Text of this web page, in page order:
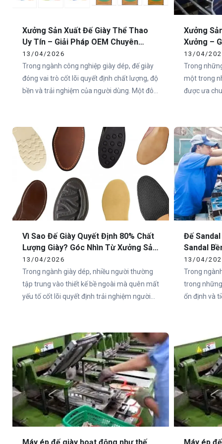
Xưởng Sản Xuất Đế Giày Thể Thao
Uy Tín – Giải Pháp OEM Chuyên
Nghiệp Tại Việt Nam
13/04/2026
Trong ngành công nghiệp giày dép, đế giày
đóng vai trò cốt lõi quyết định chất lượng, độ
bền và trải nghiệm của người dùng. Một đôi
trường. Chính vì vậy, việc lựa chọn xưởng
sản xuất đế giày thể thao uy tín là yếu tố
sống còn đối với các thương hiệu.
Xưởng
Xưởng –
Toàn
13/04/
Trong
một trong
được ưa
trọng nhất
Vì Sao Đế Giày Quyết Định 80% Chất
Lượng Giày? Góc Nhìn Từ Xưởng Sản
Xuất
13/04/2026
Trong ngành giày dép, nhiều người thường
tập trung vào thiết kế bề ngoài mà quên mất
yếu tố cốt lõi quyết định trải nghiệm người
đến từ phần đế.
Đế
Sandal
Cho
13/04/
Trong
trong
ổn định và
không nằm
ngoài, mà